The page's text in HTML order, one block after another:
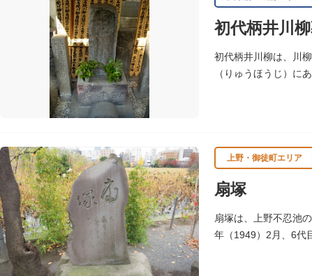
初代柄井川
初代柄井川柳は、川
（りゅうほうじ）に
上野・御徒町エリア
扇塚
扇塚は、上野不忍池
年（1949）2月、6代